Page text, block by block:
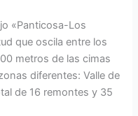
«Panticosa-Los
que oscila entre los
metros de las cimas
diferentes: Valle de
de 16 remontes y 35